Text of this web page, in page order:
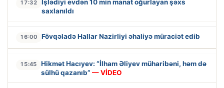
17:32
İşlədiyi evdən 10 min manat oğurlayan şəxs
saxlanıldı
16:00 Fövqəladə Hallar Nazirliyi əhaliyə müraciət edib
15:45
Hikmət Hacıyev: “İlham Əliyev müharibəni, həm də
sülhü qazanıb” — VİDEO